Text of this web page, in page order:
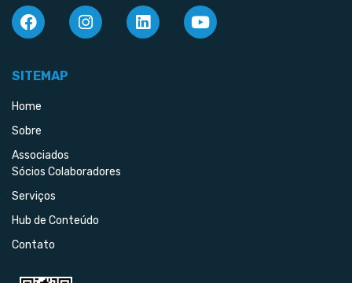
SITEMAP
Home
Sobre
Associados
Sócios Colaboradores
Serviços
Hub de Conteúdo
Contato